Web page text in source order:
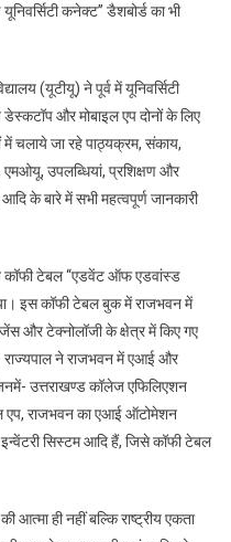
कनेक्ट’’ डैशबोर्ड का भी
(यूटीयू) ने पूर्व में यूनिवर्सिटी
और मोबाइल एप दोनों के लिए
में चलाये जा रहे पाठ्यक्रम, संकाय,
एमओयू, उपलब्धियां, प्रशिक्षण और
के बारे में सभी महत्वपूर्ण जानकारी
कॉफी टेबल ‘‘एडवेंट ऑफ एडवांस्ड
इस कॉफी टेबल बुक में राजभवन में
और टेक्नोलॉजी के क्षेत्र में किए गए
राज्यपाल ने राजभवन में एआई और
उत्तराखण्ड कॉलेज एफिलिएशन
एप, राजभवन का एआई ऑटोमेशन
इन्वेंटरी सिस्टम आदि हैं, जिसे कॉफी टेबल
आत्मा ही नहीं बल्कि राष्ट्रीय एकता